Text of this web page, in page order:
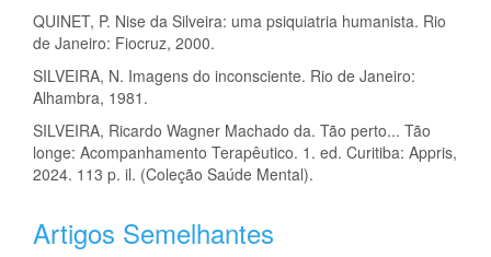
QUINET, P. Nise da Silveira: uma psiquiatria humanista. Rio
de Janeiro: Fiocruz, 2000.
SILVEIRA, N. Imagens do inconsciente. Rio de Janeiro:
Alhambra, 1981.
SILVEIRA, Ricardo Wagner Machado da. Tão perto... Tão
longe: Acompanhamento Terapêutico. 1. ed. Curitiba: Appris,
2024. 113 p. il. (Coleção Saúde Mental).
Artigos Semelhantes